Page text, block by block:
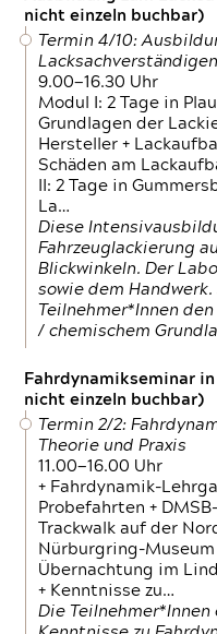
nicht einzeln buchbar)
Termin 4/10:
Lacksachverständigen
9.00—16.30 Uhr
Modul I: 2 Tage in
Grundlagen der
Hersteller +
Schäden am
II: 2 Tage in
La…
Diese
Fahrzeuglackierung
Blickwinkeln. Der
sowie dem
Teilnehmer*Innen
/ chemischem
Fahrdynamikseminar
nicht einzeln buchbar)
Termin 2/2:
Theorie und Praxis
11.00—16.00 Uhr
+ Fahrdynamik-
Probefahrten +
Trackwalk auf der
Nürburgring-Museum
Übernachtung im
+ Kenntnisse zu…
Die